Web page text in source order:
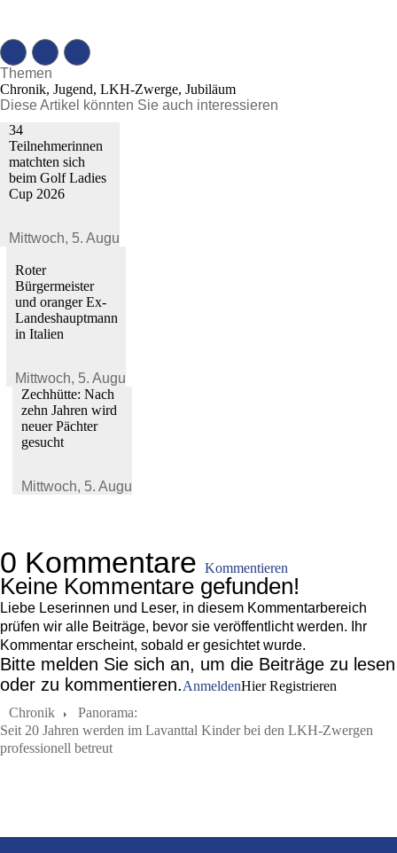
Themen
Chronik, Jugend, LKH-Zwerge, Jubiläum
Diese Artikel könnten Sie auch interessieren
34
Teilnehmerinnen
matchten sich
beim Golf Ladies
Cup 2026
Mittwoch, 5. August 2026
Roter
Bürgermeister
und oranger Ex-
Landeshauptmann
in Italien
Mittwoch, 5. August 2026
Zechhütte: Nach
zehn Jahren wird
neuer Pächter
gesucht
Mittwoch, 5. August 2026
0 Kommentare Kommentieren
Keine Kommentare gefunden!
Liebe Leserinnen und Leser, in diesem Kommentarbereich
prüfen wir alle Beiträge, bevor sie veröffentlicht werden. Ihr
Kommentar erscheint, sobald er gesichtet wurde.
Bitte melden Sie sich an, um die Beiträge zu lesen
oder zu kommentieren.AnmeldenHier Registrieren
Chronik
Panorama:
Seit 20 Jahren werden im Lavanttal Kinder bei den LKH-Zwergen
professionell betreut